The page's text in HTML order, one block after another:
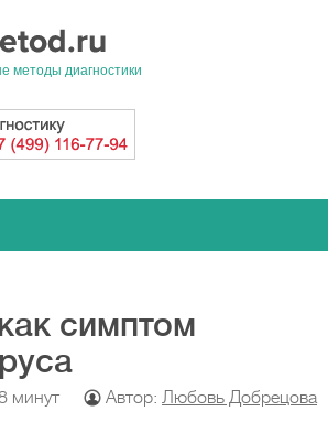
методы диагностики
симптом
минут Автор: Любовь Добрецова